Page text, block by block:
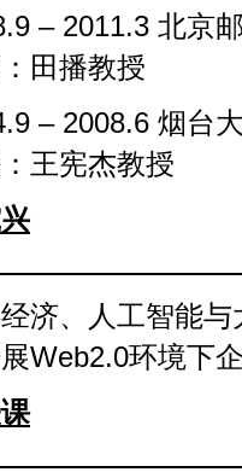
– 2011.3 北京
田播教授
– 2008.6 烟台
王宪杰教授
济、人工智能
Web2.0环境下